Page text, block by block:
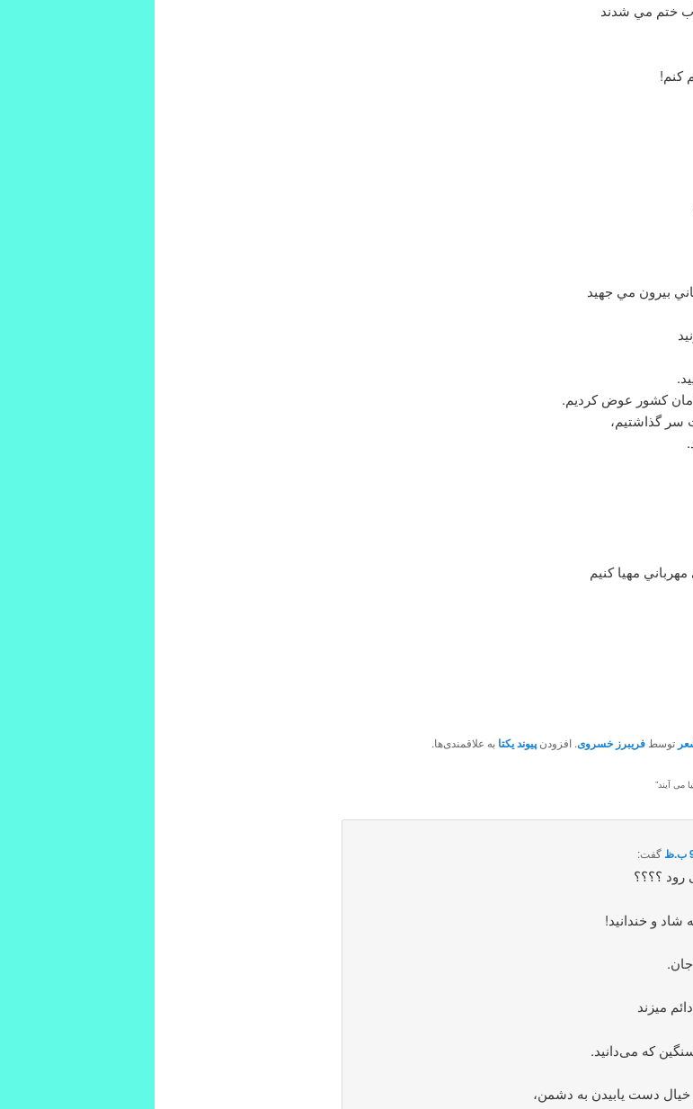
ختم مي شدند
كنم!
بيرون مي جهيد
كشور عوض كرديم.
سر گذاشتيم،
مهيا كنيم
توسط فریبرز خسروی. افزودن پیوند یکتا به علاقمندی‌ها.
می آیند”
گفت:
رود ؟؟؟؟
و خندانید!
میزند
که می‌دانید.
دست یابیدن به دشمن،